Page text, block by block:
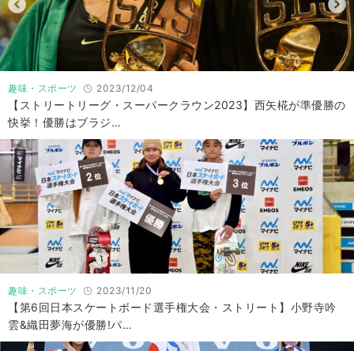
趣味・スポーツ 2023/12/04
【ストリートリーグ・スーパークラウン2023】西矢椛が準優勝の
快挙！優勝はブラジ…
趣味・スポーツ 2023/11/20
【第6回日本スケートボード選手権大会・ストリート】小野寺吟
雲&織田夢海が優勝!パ…